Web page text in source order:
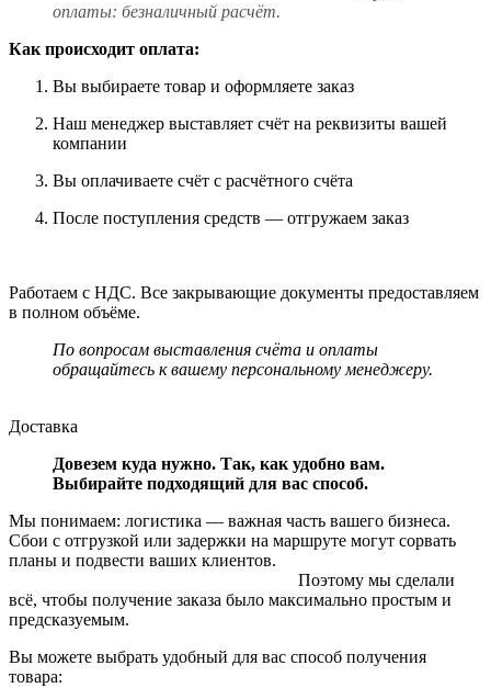
оплаты: безналичный расчёт.
Как происходит оплата:
Вы выбираете товар и оформляете заказ
Наш менеджер выставляет счёт на реквизиты вашей
компании
Вы оплачиваете счёт с расчётного счёта
После поступления средств — отгружаем заказ
Работаем с НДС. Все закрывающие документы предоставляем
в полном объёме.
По вопросам выставления счёта и оплаты
обращайтесь к вашему персональному менеджеру.
Доставка
Довезем куда нужно. Так, как удобно вам.
Выбирайте подходящий для вас способ.
Мы понимаем: логистика — важная часть вашего бизнеса.
Сбои с отгрузкой или задержки на маршруте могут сорвать
планы и подвести ваших клиентов.
Поэтому мы сделали
всё, чтобы получение заказа было максимально простым и
предсказуемым.
Вы можете выбрать удобный для вас способ получения
товара: